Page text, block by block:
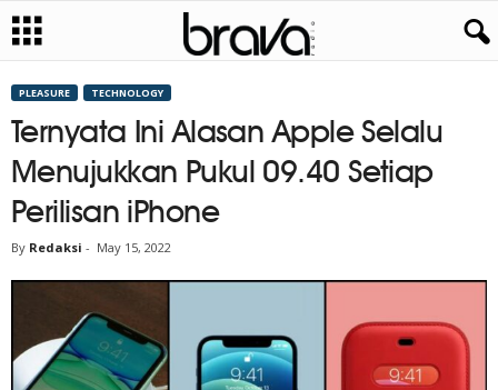
PLEASURE TECHNOLOGY
Ternyata Ini Alasan Apple Selalu
Menujukkan Pukul 09.40 Setiap
Perilisan iPhone
By Redaksi - May 15, 2022